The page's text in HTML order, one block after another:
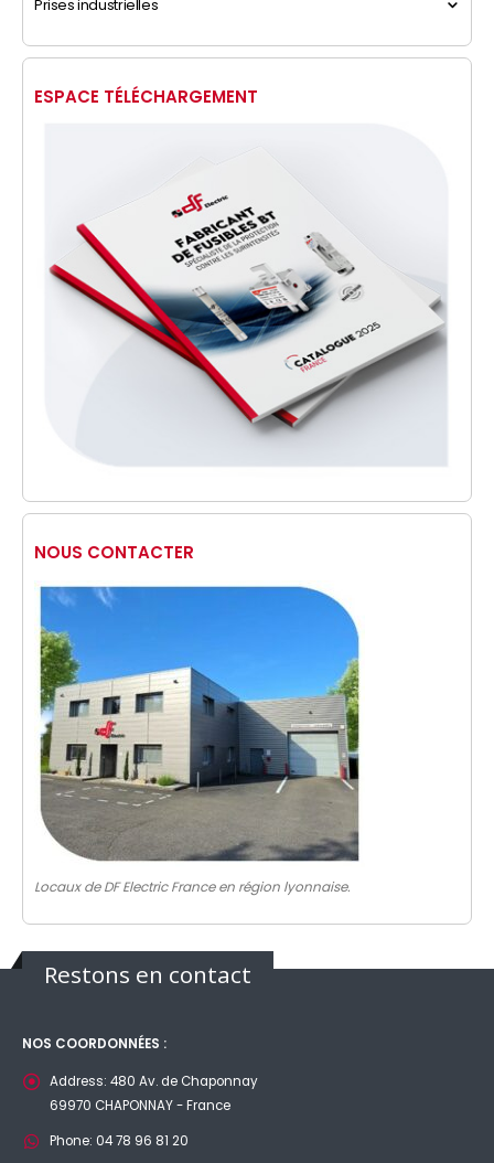
Prises industrielles
ESPACE TÉLÉCHARGEMENT
NOUS CONTACTER
Locaux de DF Electric France en région lyonnaise.
Restons en contact
NOS COORDONNÉES :
Address: 480 Av. de Chaponnay
69970 CHAPONNAY - France
Phone: 04 78 96 81 20